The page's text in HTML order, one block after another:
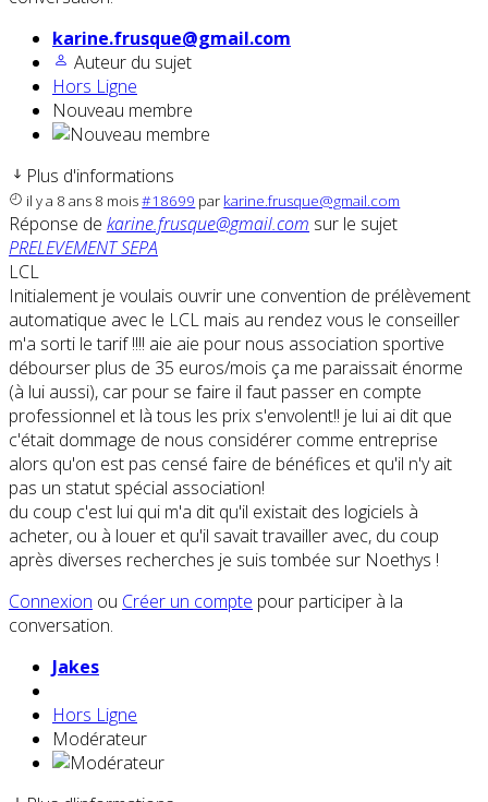
karine.frusque@gmail.com
Auteur du sujet
Hors Ligne
Nouveau membre
Plus d'informations
il y a 8 ans 8 mois#18699 par karine.frusque@gmail.com
Réponse de karine.frusque@gmail.com sur le sujet
PRELEVEMENT SEPA
LCL
Initialement je voulais ouvrir une convention de prélèvement
automatique avec le LCL mais au rendez vous le conseiller
m'a sorti le tarif !!!! aie aie pour nous association sportive
débourser plus de 35 euros/mois ça me paraissait énorme
(à lui aussi), car pour se faire il faut passer en compte
professionnel et là tous les prix s'envolent!! je lui ai dit que
c'était dommage de nous considérer comme entreprise
alors qu'on est pas censé faire de bénéfices et qu'il n'y ait
pas un statut spécial association!
du coup c'est lui qui m'a dit qu'il existait des logiciels à
acheter, ou à louer et qu'il savait travailler avec, du coup
après diverses recherches je suis tombée sur Noethys !
Connexion ou Créer un compte pour participer à la
conversation.
Jakes
Hors Ligne
Modérateur